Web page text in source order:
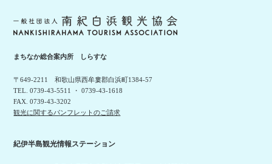
まちなか総合案内所 しらすな
〒649-2211 和歌山県西牟婁郡白浜町1384-57
TEL. 0739-43-5511 ・ 0739-43-1618
FAX. 0739-43-3202
観光に関するパンフレットのご請求
紀伊半島観光情報ステーション